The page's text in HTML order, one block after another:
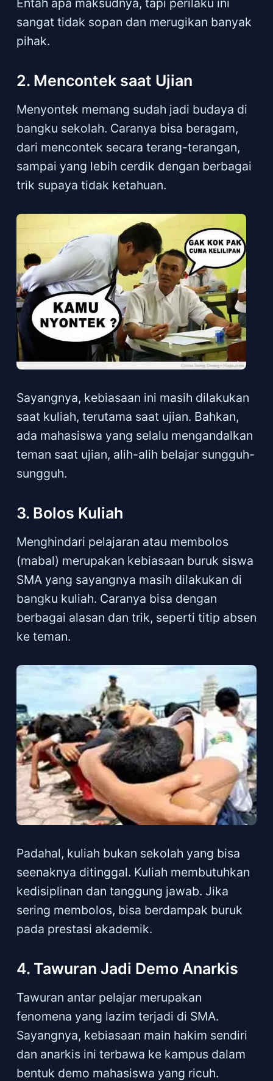
Entah apa maksudnya, tapi perilaku ini
sangat tidak sopan dan merugikan banyak
pihak.
2. Mencontek saat Ujian
Menyontek memang sudah jadi budaya di
bangku sekolah. Caranya bisa beragam,
dari mencontek secara terang-terangan,
sampai yang lebih cerdik dengan berbagai
trik supaya tidak ketahuan.
Sayangnya, kebiasaan ini masih dilakukan
saat kuliah, terutama saat ujian. Bahkan,
ada mahasiswa yang selalu mengandalkan
teman saat ujian, alih-alih belajar sungguh-
sungguh.
3. Bolos Kuliah
Menghindari pelajaran atau membolos
(mabal) merupakan kebiasaan buruk siswa
SMA yang sayangnya masih dilakukan di
bangku kuliah. Caranya bisa dengan
berbagai alasan dan trik, seperti titip absen
ke teman.
Padahal, kuliah bukan sekolah yang bisa
seenaknya ditinggal. Kuliah membutuhkan
kedisiplinan dan tanggung jawab. Jika
sering membolos, bisa berdampak buruk
pada prestasi akademik.
4. Tawuran Jadi Demo Anarkis
Tawuran antar pelajar merupakan
fenomena yang lazim terjadi di SMA.
Sayangnya, kebiasaan main hakim sendiri
dan anarkis ini terbawa ke kampus dalam
bentuk demo mahasiswa yang ricuh.